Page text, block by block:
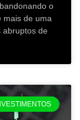
o
mais de uma
abruptos de